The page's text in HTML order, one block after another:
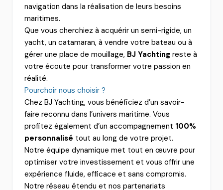
navigation dans la réalisation de leurs besoins
maritimes.
Que vous cherchiez à acquérir un semi-rigide, un
yacht, un catamaran, à vendre votre bateau ou à
gérer une place de mouillage, BJ Yachting reste à
votre écoute pour transformer votre passion en
réalité.
Pourchoir nous choisir ?
Chez BJ Yachting, vous bénéficiez d’un savoir-
faire reconnu dans l’univers maritime. Vous
profitez également d’un accompagnement 100%
personnalisé tout au long de votre projet.
Notre équipe dynamique met tout en œuvre pour
optimiser votre investissement et vous offrir une
expérience fluide, efficace et sans compromis.
Notre réseau étendu et nos partenariats